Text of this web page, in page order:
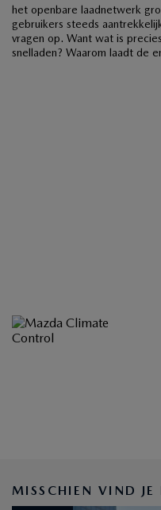
het openbare laadnetwerk
gebruikers steeds
vragen op. Want wat is
snelladen? Waarom laadt de
MISSCHIEN VIND